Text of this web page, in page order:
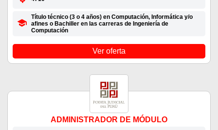
Título técnico (3 o 4 años) en Computación, Informática y/o
afines o Bachiller en las carreras de Ingeniería de
Computación
Ver oferta
ADMINISTRADOR DE MÓDULO